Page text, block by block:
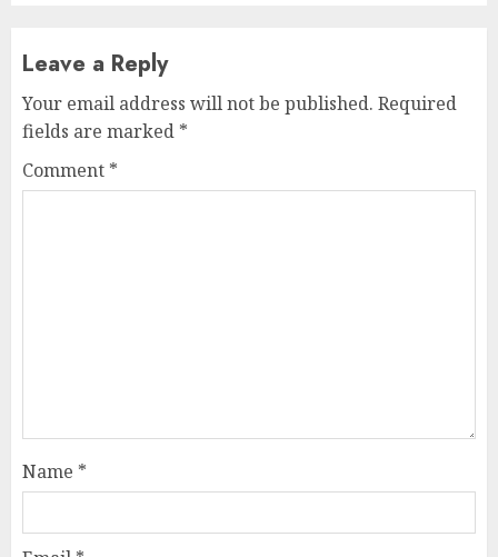
Leave a Reply
Your email address will not be published. Required
fields are marked *
Comment *
Name *